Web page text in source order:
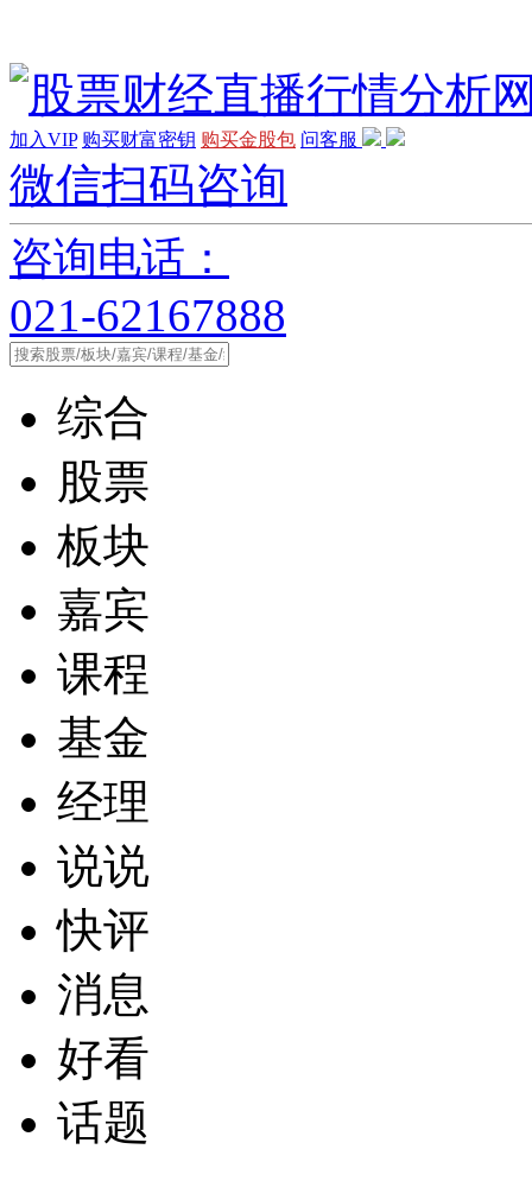
加入VIP 购买财富密钥 购买金股包 问客服
微信扫码咨询
咨询电话：
021-62167888
综合
股票
板块
嘉宾
课程
基金
经理
说说
快评
消息
好看
话题